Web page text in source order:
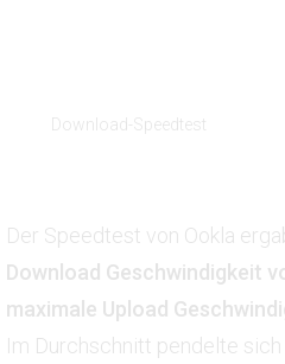
Download-Speedtest
Der Speedtest von Ookla
Download Geschwindigkeit
maximale Upload
Im Durchschnitt pendelte